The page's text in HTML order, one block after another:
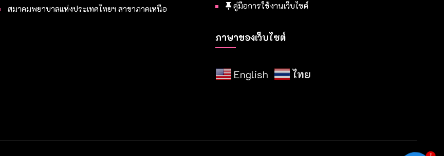
สมาคมพยาบาลแห่งประเทศไทยฯ สาขาภาคเหนือ
คู่มือการใช้งานเว็บไซต์
ภาษาของเว็บไซต์
English ไทย